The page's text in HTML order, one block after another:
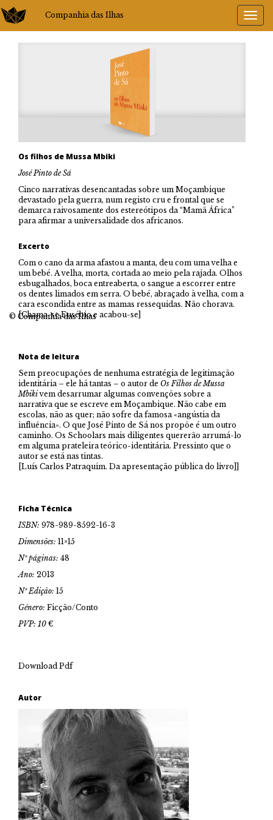
Companhia das Ilhas
Os filhos de Mussa Mbiki
José Pinto de Sá
Cinco narrativas desencantadas sobre um Moçambique
devastado pela guerra, num registo cru e frontal que se
demarca raivosamente dos estereótipos da “Mamã África”
para afirmar a universalidade dos africanos.
Excerto
Com o cano da arma afastou a manta, deu com uma velha e
um bebé. A velha, morta, cortada ao meio pela rajada. Olhos
esbugalhados, boca entreaberta, o sangue a escorrer entre
os dentes limados em serra. O bebé, abraçado à velha, com a
cara escondida entre as mamas ressequidas. Não chorava.
[Chama-se Eusébio e acabou-se]
Nota de leitura
Sem preocupações de nenhuma estratégia de legitimação
identitária – ele há tantas – o autor de Os Filhos de Mussa
Mbikivem desarrumar algumas convenções sobre a
narrativa que se escreve em Moçambique. Não cabe em
escolas, não as quer; não sofre da famosa «angústia da
influência». O que José Pinto de Sá nos propõe é um outro
caminho. Os Schoolars mais diligentes quererão arrumá-lo
em alguma prateleira teórico-identitária. Pressinto que o
autor se está nas tintas.
[Luís Carlos Patraquim. Da apresentação pública do livro]]
Ficha Técnica
ISBN: 978-989-8592-16-3
Dimensões: 11×15
Nº páginas: 48
Ano: 2013
Nº Edição: 15
Género: Ficção/Conto
PVP: 10 €
Download Pdf
Autor
© Companhia das Ilhas